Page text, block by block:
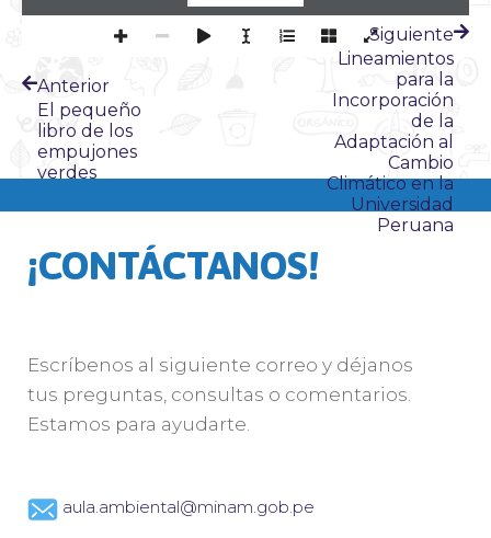
Anterior
El pequeño
libro de los
empujones
verdes
Siguiente
Lineamientos
para la
Incorporación
de la
Adaptación al
Cambio
Climático en la
Universidad
Peruana
¡CONTÁCTANOS!
Escríbenos al siguiente correo y déjanos
tus preguntas, consultas o comentarios.
Estamos para ayudarte.
aula.ambiental@minam.gob.pe